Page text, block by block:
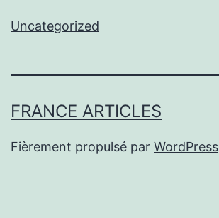
Uncategorized
FRANCE ARTICLES
Fièrement propulsé par WordPress